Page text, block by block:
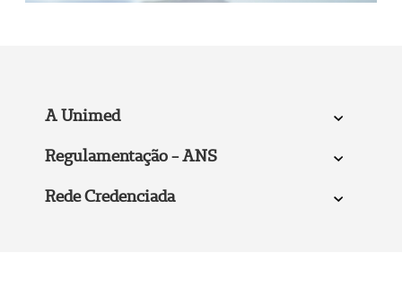
A Unimed
Regulamentação - ANS
Rede Credenciada